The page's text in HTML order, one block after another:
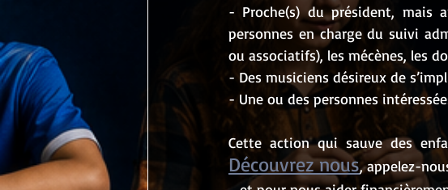
- Proche(s) du président, mais
personnes en charge du suivi
ou associatifs), les mécènes, les
- Des musiciens désireux de
- Une ou des personnes
Découvrez nous, appelez-